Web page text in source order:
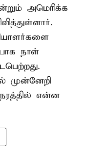
அமெரிக்க
நாள்
முன்னேறி
என்ன